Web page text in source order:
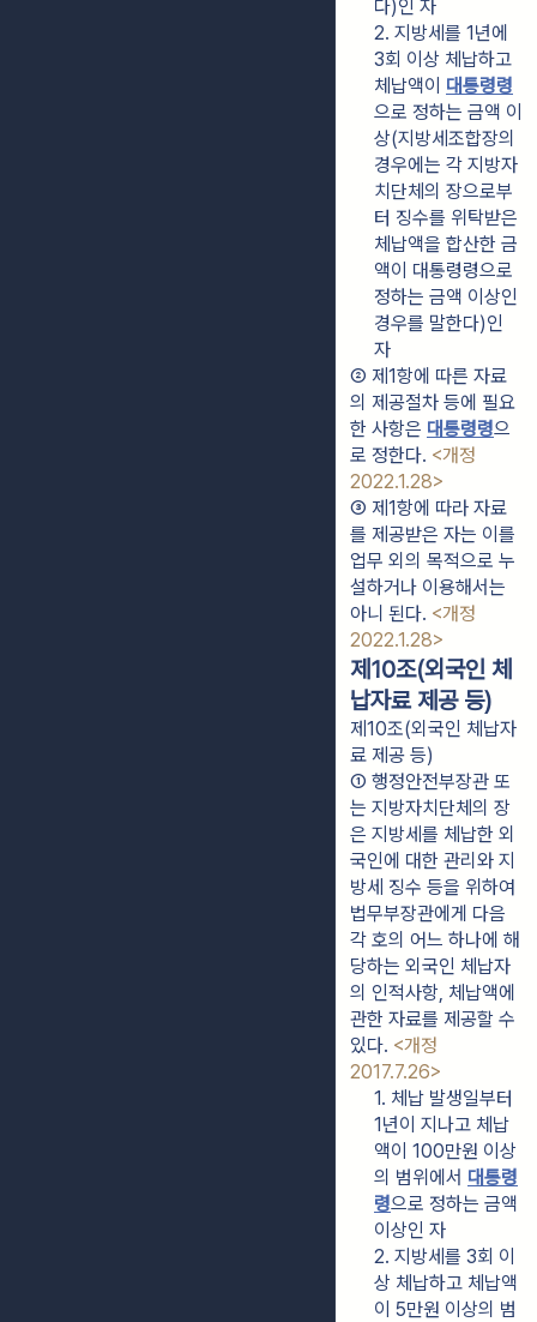
다)인 자
2. 지방세를 1년에
3회 이상 체납하고
체납액이 대통령령
으로 정하는 금액 이
상(지방세조합장의
경우에는 각 지방자
치단체의 장으로부
터 징수를 위탁받은
체납액을 합산한 금
액이 대통령령으로
정하는 금액 이상인
경우를 말한다)인
자
② 제1항에 따른 자료
의 제공절차 등에 필요
한 사항은 대통령령으
로 정한다. <개정
2022.1.28>
③ 제1항에 따라 자료
를 제공받은 자는 이를
업무 외의 목적으로 누
설하거나 이용해서는
아니 된다. <개정
2022.1.28>
제10조(외국인 체
납자료 제공 등)
제10조(외국인 체납자
료 제공 등)
① 행정안전부장관 또
는 지방자치단체의 장
은 지방세를 체납한 외
국인에 대한 관리와 지
방세 징수 등을 위하여
법무부장관에게 다음
각 호의 어느 하나에 해
당하는 외국인 체납자
의 인적사항, 체납액에
관한 자료를 제공할 수
있다. <개정
2017.7.26>
1. 체납 발생일부터
1년이 지나고 체납
액이 100만원 이상
의 범위에서 대통령
령으로 정하는 금액
이상인 자
2. 지방세를 3회 이
상 체납하고 체납액
이 5만원 이상의 범